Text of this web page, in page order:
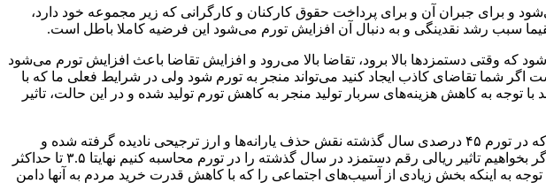
و برای جبران آن و برای پرداخت حقوق کارکنان و کارگرانی که زیر مجموعه خود دارد،
سبب رشد نقدینگی و به دنبال آن افزایش تورم می‌شود این فرضیه کاملا باطل است.
که وقتی دستمزدها بالا برود، تقاضا بالا می‌رود و افزایش تقاضا باعث افزایش تورم می‌شود
شما تقاضای کاذب ایجاد کنید می‌تواند منجر به تورم شود ولی در شرایط فعلی ما که با
توجه به کاهش هزینه‌های سربار تولید منجر به کاهش تورم تولید شده و در این حالت، تاثیر
خدایی با انتقاد از بی‌توجهی به عوامل مهم بروز تورم در اقتصاد ایران گفت: این صحبت‌ها در حالی مطرح می‌شود که در تورم ۴۵ درصدی سال گذشته نقش حذف یارانه‌ها و ارز ترجیحی نادیده گرفته شده و
عنوان می‌شود افزایش ۵۷ درصدی دستمزد کارگران منجر به تورم ۴۵ درصدی شده است. این در حالی است که اگر بخواهیم تاثیر ریالی رقم دستمزد در سال گذشته را در تورم محاسبه کنیم نهایتا ۳.۵ تا حداکثر
به اینکه بخش زیادی از آسیب‌های اجتماعی را که با کاهش قدرت خرید مردم به آنها دامن